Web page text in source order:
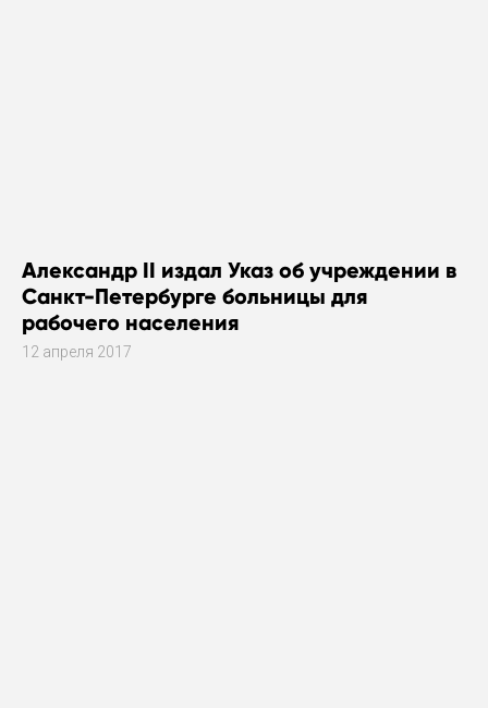
Александр II издал Указ об учреждении в
Санкт-Петербурге больницы для
рабочего населения
12 апреля 2017